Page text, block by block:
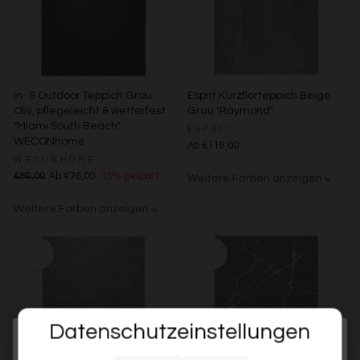
In- & Outdoor Teppich Grau
Oliv, pflegeleicht & wetterfest
"Miami South Beach"
WECONhome
€89,00 Ab €76,00 15% gespart
Esprit Kurzflorteppich Beige
Grau "Raymond"
Ab €119,00
Datenschutzeinstellungen
Melde dich jetzt für unseren Newsletter an und sichere dir